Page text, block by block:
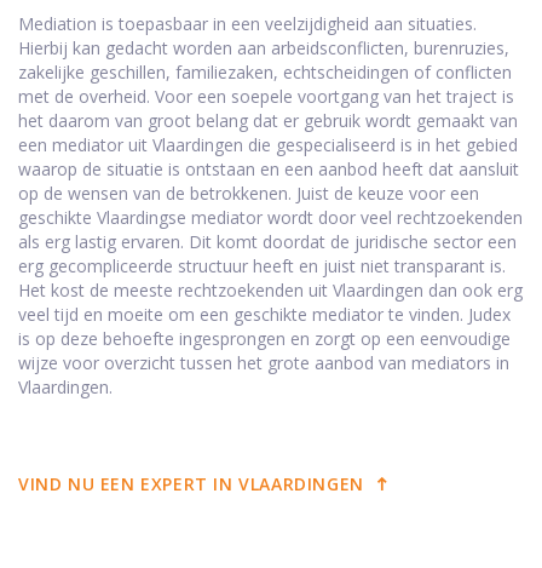
Mediation is toepasbaar in een veelzijdigheid aan situaties.
Hierbij kan gedacht worden aan arbeidsconflicten, burenruzies,
zakelijke geschillen, familiezaken, echtscheidingen of conflicten
met de overheid. Voor een soepele voortgang van het traject is
het daarom van groot belang dat er gebruik wordt gemaakt van
een mediator uit Vlaardingen die gespecialiseerd is in het gebied
waarop de situatie is ontstaan en een aanbod heeft dat aansluit
op de wensen van de betrokkenen. Juist de keuze voor een
geschikte Vlaardingse mediator wordt door veel rechtzoekenden
als erg lastig ervaren. Dit komt doordat de juridische sector een
erg gecompliceerde structuur heeft en juist niet transparant is.
Het kost de meeste rechtzoekenden uit Vlaardingen dan ook erg
veel tijd en moeite om een geschikte mediator te vinden. Judex
is op deze behoefte ingesprongen en zorgt op een eenvoudige
wijze voor overzicht tussen het grote aanbod van mediators in
Vlaardingen.
VIND NU EEN EXPERT IN VLAARDINGEN